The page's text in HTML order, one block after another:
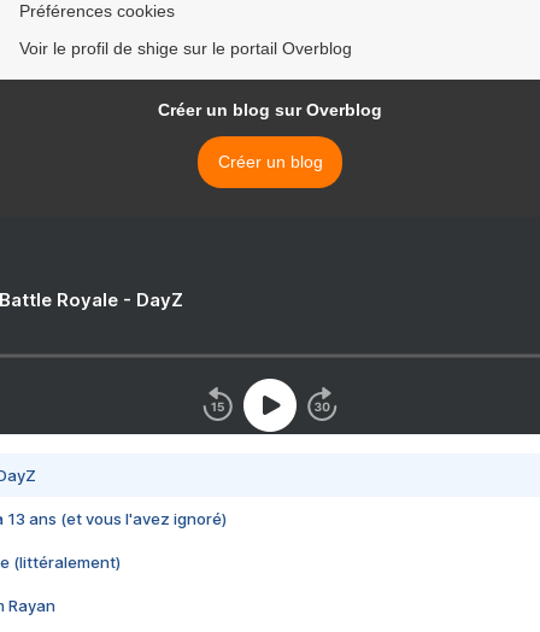
Préférences cookies
Voir le profil de shige sur le portail Overblog
Créer un blog sur Overblog
Créer un blog
Royale - DayZ
13 ans (et vous l'avez ignoré)
(littéralement)
Rayan